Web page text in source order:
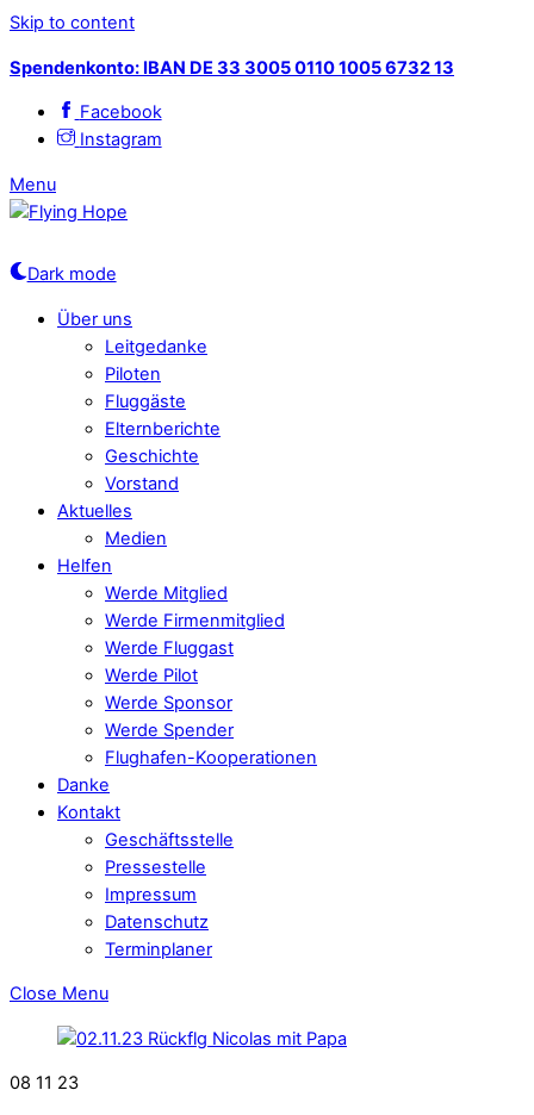
Skip to content
Spendenkonto: IBAN DE 33 3005 0110 1005 6732 13
Facebook
Instagram
Menu
Dark mode
Über uns
Leitgedanke
Piloten
Fluggäste
Elternberichte
Geschichte
Vorstand
Aktuelles
Medien
Helfen
Werde Mitglied
Werde Firmenmitglied
Werde Fluggast
Werde Pilot
Werde Sponsor
Werde Spender
Flughafen-Kooperationen
Danke
Kontakt
Geschäftsstelle
Pressestelle
Impressum
Datenschutz
Terminplaner
Close Menu
08 11 23